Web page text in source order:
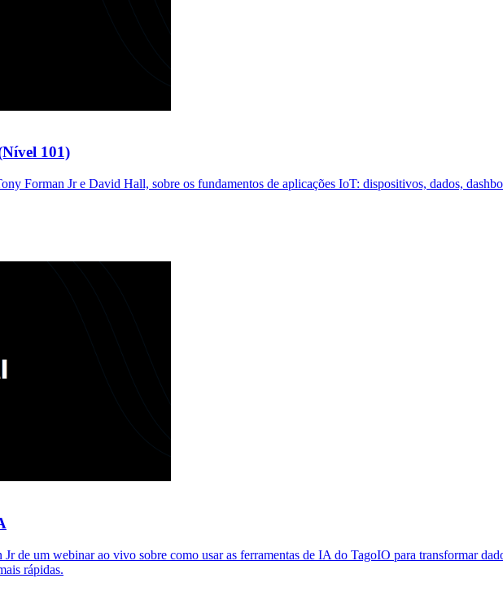
101)
Forman Jr e David Hall, sobre os fundamentos de aplicações IoT: dispositivos, dados,
de um webinar ao vivo sobre como usar as ferramentas de IA do TagoIO para transformar
rápidas.